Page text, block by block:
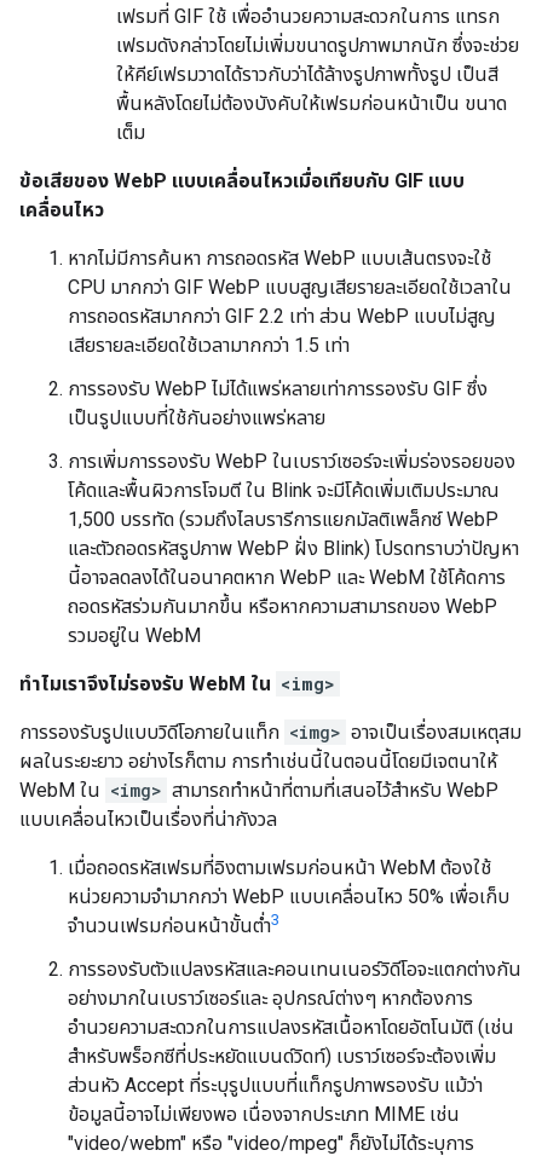
เฟรมที่ GIF ใช้ เพื่ออำนวยความสะดวกในการ แทรก
เฟรมดังกล่าวโดยไม่เพิ่มขนาดรูปภาพมากนัก ซึ่งจะช่วย
ให้คีย์เฟรมวาดได้ราวกับว่าได้ล้างรูปภาพทั้งรูป เป็นสี
พื้นหลังโดยไม่ต้องบังคับให้เฟรมก่อนหน้าเป็น ขนาด
เต็ม
ข้อเสียของ WebP แบบเคลื่อนไหวเมื่อเทียบกับ GIF แบบ
เคลื่อนไหว
หากไม่มีการค้นหา การถอดรหัส WebP แบบเส้นตรงจะใช้
CPU มากกว่า GIF WebP แบบสูญเสียรายละเอียดใช้เวลาใน
การถอดรหัสมากกว่า GIF 2.2 เท่า ส่วน WebP แบบไม่สูญ
เสียรายละเอียดใช้เวลามากกว่า 1.5 เท่า
การรองรับ WebP ไม่ได้แพร่หลายเท่าการรองรับ GIF ซึ่ง
เป็นรูปแบบที่ใช้กันอย่างแพร่หลาย
การเพิ่มการรองรับ WebP ในเบราว์เซอร์จะเพิ่มร่องรอยของ
โค้ดและพื้นผิวการโจมตี ใน Blink จะมีโค้ดเพิ่มเติมประมาณ
1,500 บรรทัด (รวมถึงไลบรารีการแยกมัลติเพล็กซ์ WebP
และตัวถอดรหัสรูปภาพ WebP ฝั่ง Blink) โปรดทราบว่าปัญหา
นี้อาจลดลงได้ในอนาคตหาก WebP และ WebM ใช้โค้ดการ
ถอดรหัสร่วมกันมากขึ้น หรือหากความสามารถของ WebP
รวมอยู่ใน WebM
ทำไมเราจึงไม่รองรับ WebM ใน <img>
การรองรับรูปแบบวิดีโอภายในแท็ก <img> อาจเป็นเรื่องสมเหตุสม
ผลในระยะยาว อย่างไรก็ตาม การทำเช่นนี้ในตอนนี้โดยมีเจตนาให้
WebM ใน <img> สามารถทำหน้าที่ตามที่เสนอไว้สำหรับ WebP
แบบเคลื่อนไหวเป็นเรื่องที่น่ากังวล
เมื่อถอดรหัสเฟรมที่อิงตามเฟรมก่อนหน้า WebM ต้องใช้
หน่วยความจำมากกว่า WebP แบบเคลื่อนไหว 50% เพื่อเก็บ
จำนวนเฟรมก่อนหน้าขั้นต่ำ3
การรองรับตัวแปลงรหัสและคอนเทนเนอร์วิดีโอจะแตกต่างกัน
อย่างมากในเบราว์เซอร์และ อุปกรณ์ต่างๆ หากต้องการ
อำนวยความสะดวกในการแปลงรหัสเนื้อหาโดยอัตโนมัติ (เช่น
สำหรับพร็อกซีที่ประหยัดแบนด์วิดท์) เบราว์เซอร์จะต้องเพิ่ม
ส่วนหัว Accept ที่ระบุรูปแบบที่แท็กรูปภาพรองรับ แม้ว่า
ข้อมูลนี้อาจไม่เพียงพอ เนื่องจากประเภท MIME เช่น
"video/webm" หรือ "video/mpeg" ก็ยังไม่ได้ระบุการ